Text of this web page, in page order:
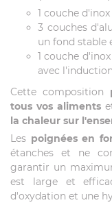
1 couche d'inox
3 couches
un fond stable
1 couche
avec l'induction
Cette composition
tous vos aliments
la chaleur sur
Les poignées en
étanches et ne
garantir un
est large et
d'oxydation et une